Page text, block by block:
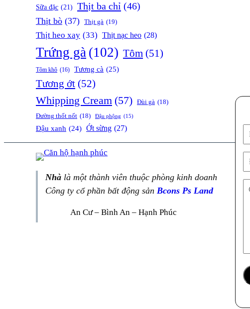
Sữa đặc (21) Thịt ba chỉ (46)
Thịt bò (37) Thịt gà (19)
Thịt heo xay (33) Thịt nạc heo (28)
Trứng gà (102) Tôm (51)
Tôm khô (16) Tương cà (25)
Tương ớt (52)
Whipping Cream (57) Đùi gà (18)
Đường thốt nốt (18) Đậu phộng (15)
Đậu xanh (24) Ớt sừng (27)
Nhà là một thành viên thuộc phòng kinh doanh
Công ty cổ phần bất động sản Bcons Ps Land
An Cư – Bình An – Hạnh Phúc